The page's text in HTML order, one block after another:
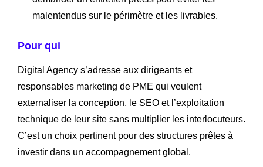
malentendus sur le périmètre et les livrables.
Pour qui
Digital Agency s’adresse aux dirigeants et
responsables marketing de PME qui veulent
externaliser la conception, le SEO et l’exploitation
technique de leur site sans multiplier les interlocuteurs.
C’est un choix pertinent pour des structures prêtes à
investir dans un accompagnement global.